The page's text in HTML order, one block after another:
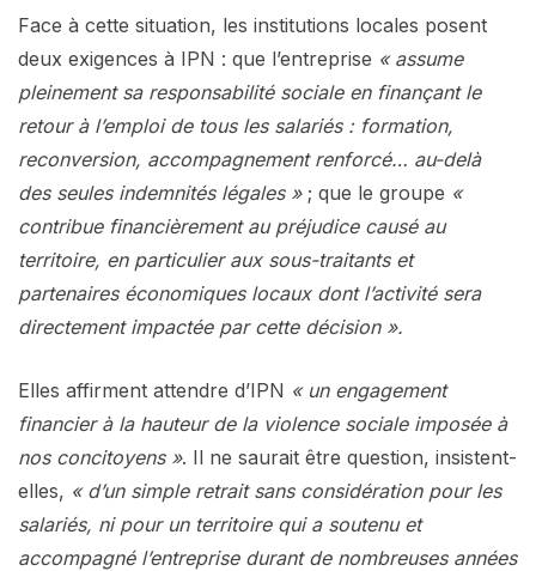
Face à cette situation, les institutions locales posent
deux exigences à IPN : que l’entreprise « assume
pleinement sa responsabilité sociale en finançant le
retour à l’emploi de tous les salariés : formation,
reconversion, accompagnement renforcé… au-delà
des seules indemnités légales »; que le groupe «
contribue financièrement au préjudice causé au
territoire, en particulier aux sous-traitants et
partenaires économiques locaux dont l’activité sera
directement impactée par cette décision ».
Elles affirment attendre d’IPN « un engagement
financier à la hauteur de la violence sociale imposée à
nos concitoyens ». Il ne saurait être question, insistent-
elles, « d’un simple retrait sans considération pour les
salariés, ni pour un territoire qui a soutenu et
accompagné l’entreprise durant de nombreuses années